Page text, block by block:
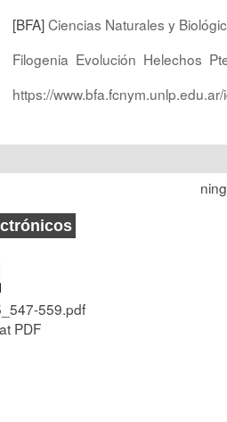
[BFA]Ciencias Naturales y
Filogenia Evolución Helechos
https://
559.pdf
PDF